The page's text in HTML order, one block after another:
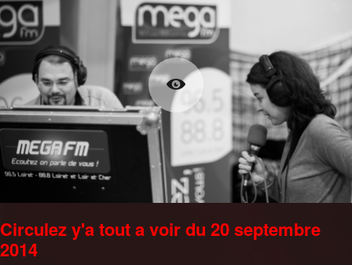
Circulez y'a tout a voir du 20 septembre
2014